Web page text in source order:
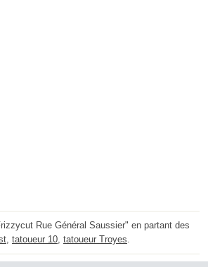
Rue Général Saussier" en partant des
, tatoueur 10, tatoueur Troyes.